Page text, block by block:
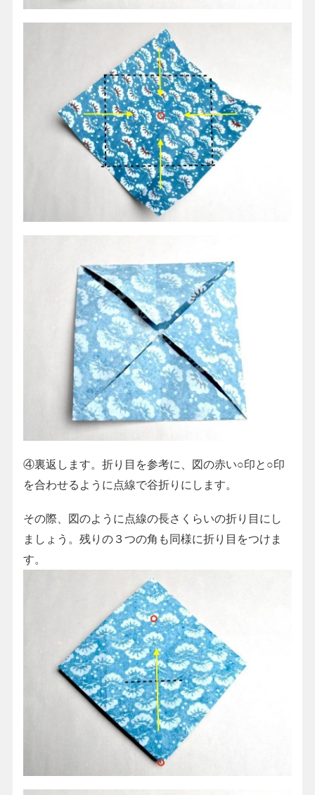
④裏返します。折り目を参考に、図の赤い○印と○印
を合わせるように点線で谷折りにします。
その際、図のように点線の長さくらいの折り目にし
ましょう。残りの３つの角も同様に折り目をつけま
す。